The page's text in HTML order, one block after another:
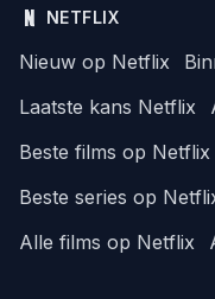
NETFLIX
Nieuw op Netflix
Laatste kans Netflix
Beste films op Netflix
Beste series op
Alle films op Netflix